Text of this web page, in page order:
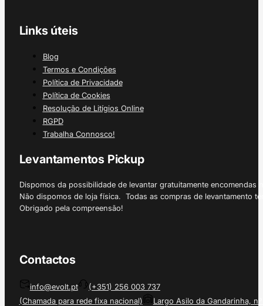
Links úteis
Blog
Termos e Condições
Política de Privacidade
Política de Cookies
Resolução de Litígios Online
RGPD
Trabalha Connosco!
Levantamentos Pickup
Dispomos da possibilidade de levantar gratuitamente
Não dispomos de loja física. Todas as compras de levantamento
Obrigado pela compreensão!
Contactos
info@evolt.pt
(+351) 256 003 737
(Chamada para rede fixa nacional)
Largo Asilo da Gandarinha, nº